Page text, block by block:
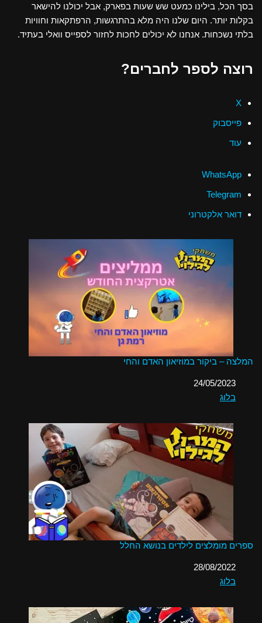
בסך הכל, בילינו כמעט שש שעות בפארק, אבל יכולנו להישאר
בקלות יותר. היום שלנו היה מלא בהתרגשות, הרפתקאות וחוויות
בלתי נשכחות. אנחנו לא יכולים לחכות לחזור לספייס וואלי בעתיד.
רוצה לספר לחברים?
X
פייסבוק
עוד
WhatsApp
Telegram
דואר אלקטרוני
המלצה – ביקור במוזיאון האדם והחי
תאריך24/05/2023
בהקשר ל-
בלוג
ספרים מומלצים לילדים בנושא החלל
תאריך28/08/2022
בהקשר ל-
בלוג